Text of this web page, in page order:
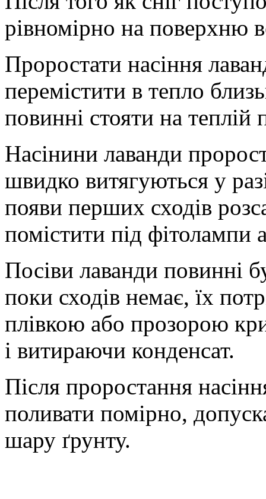
рівномірно на поверхню
Проростати насіння
перемістити в тепло
повинні стояти на теплій
Насінини лаванди
швидко витягуються у
появи перших сходів
помістити під фітолампи
Посіви лаванди повинні
поки сходів немає, їх
плівкою або прозорою
і витираючи конденсат.
Після проростання
поливати помірно,
шару ґрунту.